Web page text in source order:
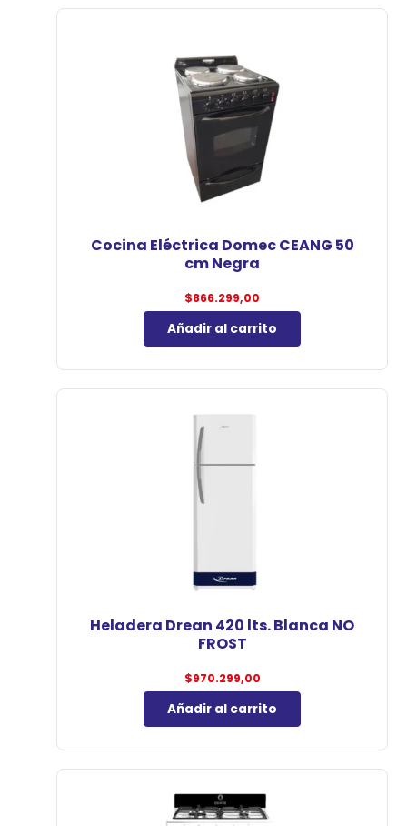
Cocina Eléctrica Domec CEANG 50
cm Negra
$866.299,00
Añadir al carrito
Heladera Drean 420 lts. Blanca NO
FROST
$970.299,00
Añadir al carrito